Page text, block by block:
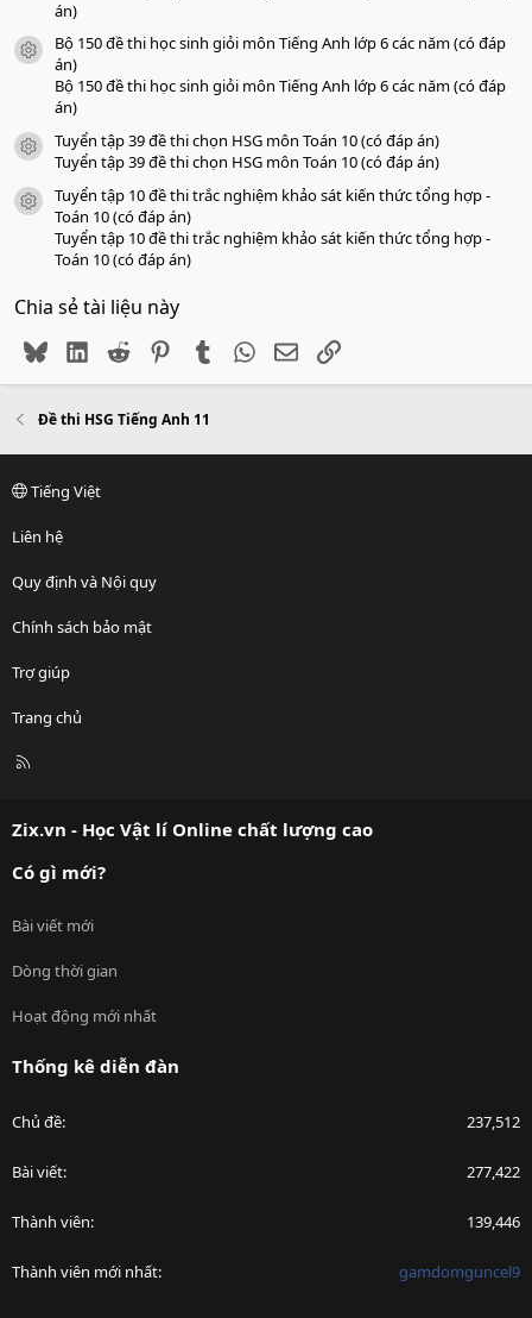
án)
icon tài liệu
Bộ 150 đề thi học sinh giỏi môn Tiếng Anh lớp 6 các năm (có đáp
án)
Bộ 150 đề thi học sinh giỏi môn Tiếng Anh lớp 6 các năm (có đáp
án)
icon tài liệu
Tuyển tập 39 đề thi chọn HSG môn Toán 10 (có đáp án)
Tuyển tập 39 đề thi chọn HSG môn Toán 10 (có đáp án)
icon tài liệu
Tuyển tập 10 đề thi trắc nghiệm khảo sát kiến thức tổng hợp -
Toán 10 (có đáp án)
Tuyển tập 10 đề thi trắc nghiệm khảo sát kiến thức tổng hợp -
Toán 10 (có đáp án)
Chia sẻ tài liệu này
BlueskyLinkedIn
Reddit PinterestTumblr WhatsApp
EmailLink
Đề thi HSG Tiếng Anh 11
Tiếng Việt
Liên hệ
Quy định và Nội quy
Chính sách bảo mật
Trợ giúp
Trang chủ
R
Zix.vn - Học Vật lí Online chất lượng cao
Có gì mới?
Bài viết mới
Dòng thời gian
Hoạt động mới nhất
Thống kê diễn đàn
Chủ đề 237,512
Bài viết 277,422
Thành viên 139,446
Thành viên mới nhất gamdomguncel9